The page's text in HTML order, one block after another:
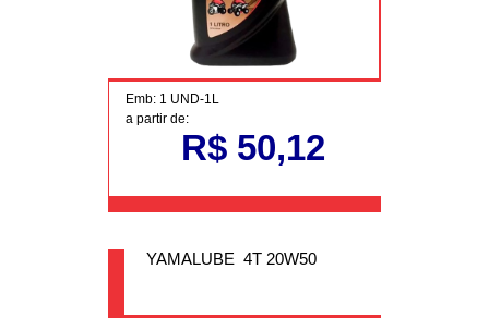
Emb: 1 UND-1L
a partir de:
R$ 50,12
YAMALUBE 4T 20W50